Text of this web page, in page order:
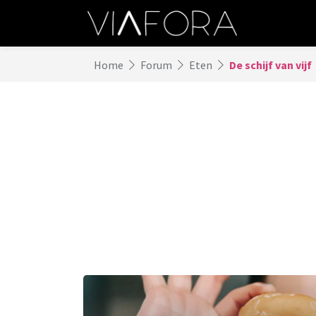
Home Forum Eten De schijf van vijf